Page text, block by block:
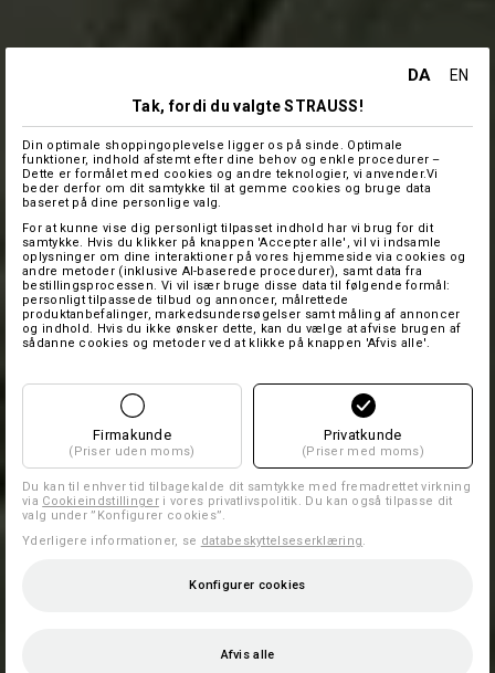
DA
EN
Tak, fordi du valgte STRAUSS!
Din optimale shoppingoplevelse ligger os på sinde. Optimale
funktioner, indhold afstemt efter dine behov og enkle procedurer –
Dette er formålet med cookies og andre teknologier, vi anvender.Vi
beder derfor om dit samtykke til at gemme cookies og bruge data
baseret på dine personlige valg.
For at kunne vise dig personligt tilpasset indhold har vi brug for dit
samtykke. Hvis du klikker på knappen 'Accepter alle', vil vi indsamle
oplysninger om dine interaktioner på vores hjemmeside via cookies og
andre metoder (inklusive AI-baserede procedurer), samt data fra
bestillingsprocessen. Vi vil især bruge disse data til følgende formål:
personligt tilpassede tilbud og annoncer, målrettede
produktanbefalinger, markedsundersøgelser samt måling af annoncer
og indhold. Hvis du ikke ønsker dette, kan du vælge at afvise brugen af
sådanne cookies og metoder ved at klikke på knappen 'Afvis alle'.
Firmakunde
(Priser uden moms)
Privatkunde
(Priser med moms)
Du kan til enhver tid tilbagekalde dit samtykke med fremadrettet virkning
via Cookieindstillingeri vores privatlivspolitik. Du kan også tilpasse dit
valg under ”Konfigurer cookies”.
Yderligere informationer, se databeskyttelseserklæring.
Konfigurer cookies
Afvis alle